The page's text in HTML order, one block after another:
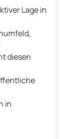
Lage in
diesen
in